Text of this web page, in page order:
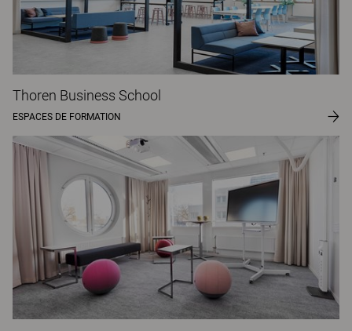
Thoren Business School
ESPACES DE FORMATION